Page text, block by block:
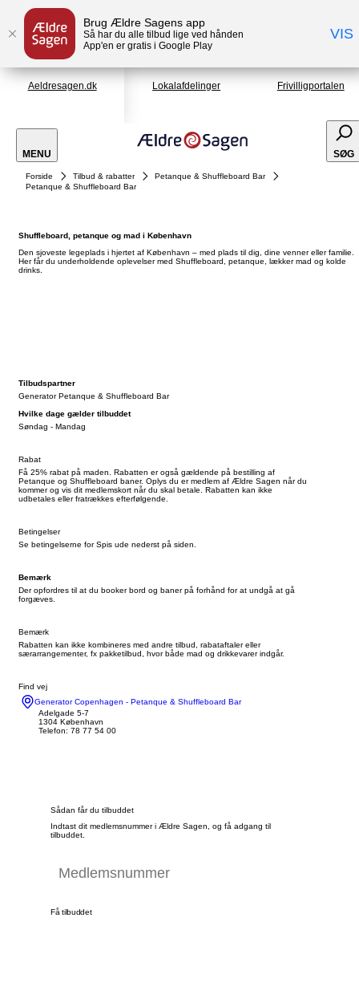
Brug Ældre Sagens app
Så har du alle tilbud lige ved hånden
App'en er gratis i Google Play
VIS
Aeldresagen.dk Lokalafdelinger Frivilligportalen
MENU SØG
Forside Tilbud & rabatter
Petanque & Shuffleboard Bar
Petanque & Shuffleboard Bar
Shuffleboard, petanque og mad i København
Den sjoveste legeplads i hjertet af København – med plads til dig, dine venner eller familie.
Her får du underholdende oplevelser med Shuffleboard, petanque, lækker mad og kolde
drinks.
Tilbudspartner
Generator Petanque & Shuffleboard Bar
Hvilke dage gælder tilbuddet
Søndag - Mandag
Rabat
Få 25% rabat på maden. Rabatten er også gældende på bestilling af
Petanque og Shuffleboard baner. Oplys du er medlem af Ældre Sagen når du
kommer og vis dit medlemskort når du skal betale. Rabatten kan ikke
udbetales eller fratrækkes efterfølgende.
Betingelser
Se betingelserne for Spis ude nederst på siden.
Bemærk
Der opfordres til at du booker bord og baner på forhånd for at undgå at gå
forgæves.
Bemærk
Rabatten kan ikke kombineres med andre tilbud, rabataftaler eller
særarrangementer, fx pakketilbud, hvor både mad og drikkevarer indgår.
Find vej
Generator Copenhagen - Petanque & Shuffleboard Bar
Adelgade 5-7
1304 København
Telefon: 78 77 54 00
Sådan får du tilbuddet
Indtast dit medlemsnummer i Ældre Sagen, og få adgang til
tilbuddet.
Få tilbuddet